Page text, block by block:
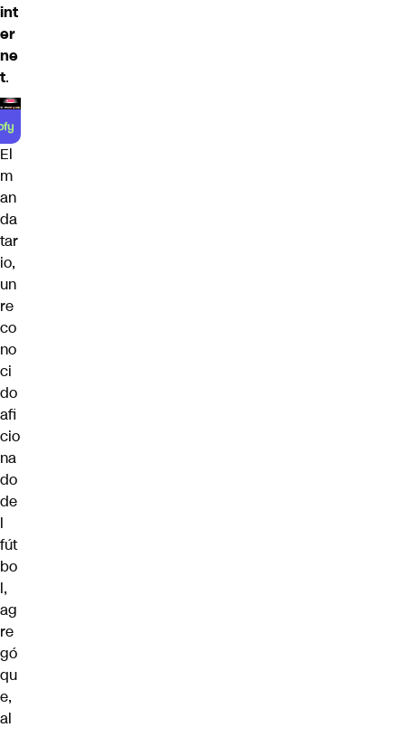
int
er
ne
t.
El
m
an
da
tar
io,
un
re
co
no
ci
do
afi
cio
na
do
de
l
fút
bo
l,
ag
re
gó
qu
e,
al